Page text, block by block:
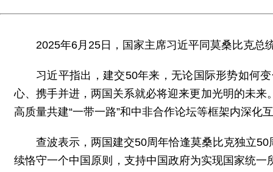
2025年6月25日，国家主席习近平同莫桑比克总
习近平指出，建交50年来，无论国际形势如何
心、携手并进，两国关系就必将迎来更加光明的未
高质量共建“一带一路”和中非合作论坛等框架内深
查波表示，两国建交50周年恰逢莫桑比克独立
续恪守一个中国原则，支持中国政府为实现国家统